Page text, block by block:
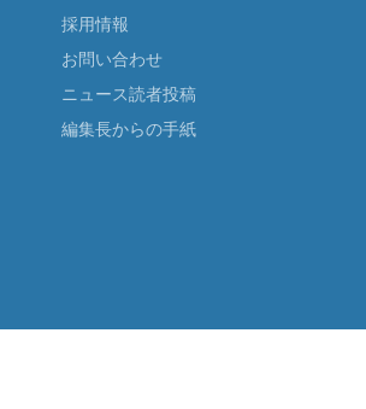
採用情報
お問い合わせ
ニュース読者投稿
編集長からの手紙